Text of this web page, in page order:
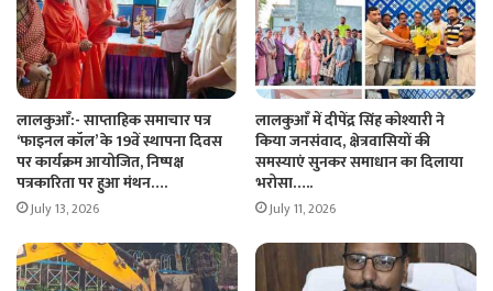
लालकुआँ:- साप्ताहिक समाचार पत्र
‘फाइनल कॉल’ के 19वें स्थापना दिवस
पर कार्यक्रम आयोजित, निष्पक्ष
पत्रकारिता पर हुआ मंथन….
July 13, 2026
लालकुआँ में दीपेंद्र सिंह कोश्यारी ने
किया जनसंवाद, क्षेत्रवासियों की
समस्याएं सुनकर समाधान का दिलाया
भरोसा…..
July 11, 2026